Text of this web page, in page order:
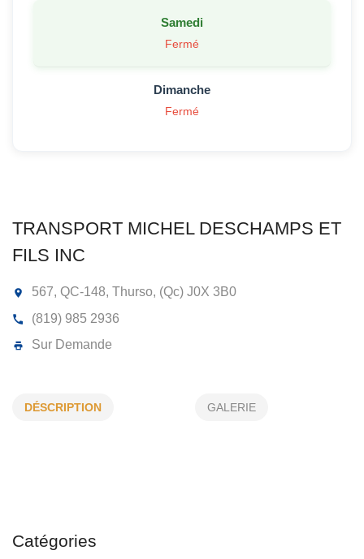
TRANSPORT MICHEL DESCHAMPS
DÉSCRIPTION GALERIE
Catégories
Samedi
Fermé
Dimanche
Fermé